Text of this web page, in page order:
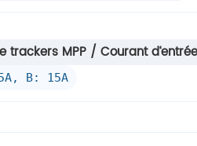
trackers MPP / Courant
B: 15A